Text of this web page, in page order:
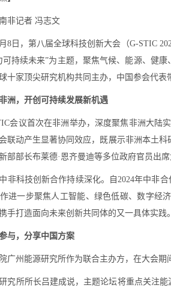
非记者 冯志文
8日，第八届全球科技创新大会（G-STIC
可持续未来”为主题，聚焦气候、能源、健
十家顶尖研究机构共同主办，中国参会代
洲，开创可持续发展新机遇
会议首次在非洲举办，深度聚焦非洲大陆
联动产生显著协同效应，既展示非洲本土
部部长布莱德·恩齐曼迪等多位政府官员出
非科技创新合作持续深化。自2024年中非
进一步聚焦人工智能、绿色低碳、数字经
手打造面向未来创新共同体的又一具体实践
与，分享中国方案
广州能源研究所作为联合主办方，在大会
究所所长吕建成说，主题论坛将重点关注